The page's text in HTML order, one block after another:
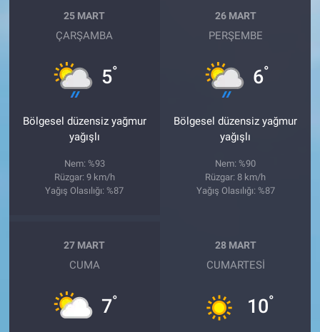
25 MART
ÇARŞAMBA
5°
Bölgesel düzensiz yağmur
yağışlı
Nem: %93
Rüzgar: 9 km/h
Yağış Olasılığı: %87
26 MART
PERŞEMBE
6°
Bölgesel düzensiz yağmur
yağışlı
Nem: %90
Rüzgar: 8 km/h
Yağış Olasılığı: %87
27 MART
CUMA
7°
28 MART
CUMARTESI
10°